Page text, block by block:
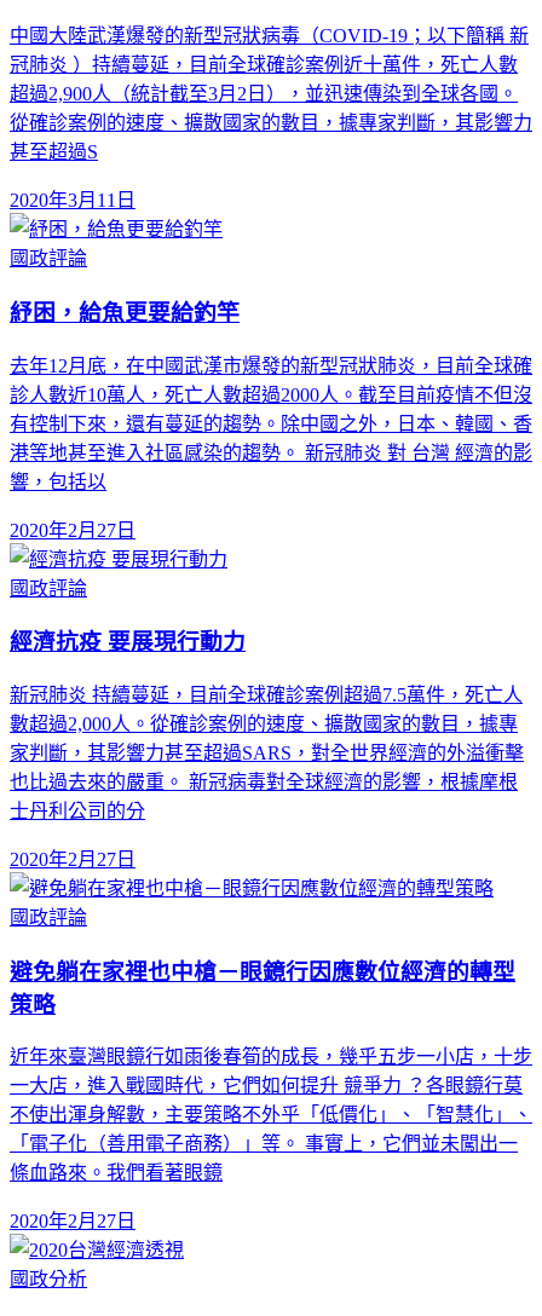
中國大陸武漢爆發的新型冠狀病毒（COVID-19；以下簡稱 新
冠肺炎 ）持續蔓延，目前全球確診案例近十萬件，死亡人數
超過2,900人（統計截至3月2日），並迅速傳染到全球各國。
從確診案例的速度、擴散國家的數目，據專家判斷，其影響力
甚至超過S
2020年3月11日
國政評論
紓困，給魚更要給釣竿
去年12月底，在中國武漢市爆發的新型冠狀肺炎，目前全球確
診人數近10萬人，死亡人數超過2000人。截至目前疫情不但沒
有控制下來，還有蔓延的趨勢。除中國之外，日本、韓國、香
港等地甚至進入社區感染的趨勢。 新冠肺炎 對 台灣 經濟的影
響，包括以
2020年2月27日
國政評論
經濟抗疫 要展現行動力
新冠肺炎 持續蔓延，目前全球確診案例超過7.5萬件，死亡人
數超過2,000人。從確診案例的速度、擴散國家的數目，據專
家判斷，其影響力甚至超過SARS，對全世界經濟的外溢衝擊
也比過去來的嚴重。 新冠病毒對全球經濟的影響，根據摩根
士丹利公司的分
2020年2月27日
國政評論
避免躺在家裡也中槍－眼鏡行因應數位經濟的轉型
策略
近年來臺灣眼鏡行如雨後春筍的成長，幾乎五步一小店，十步
一大店，進入戰國時代，它們如何提升 競爭力 ？各眼鏡行莫
不使出渾身解數，主要策略不外乎「低價化」、「智慧化」、
「電子化（善用電子商務）」等。 事實上，它們並未闖出一
條血路來。我們看著眼鏡
2020年2月27日
國政分析